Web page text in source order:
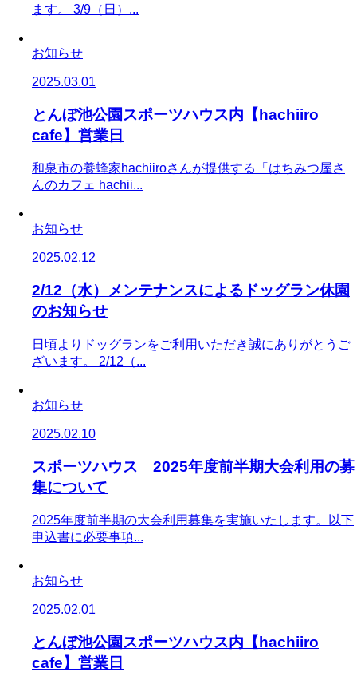
ます。 3/9（日）...
お知らせ
2025.03.01
とんぼ池公園スポーツハウス内【hachiiro
cafe】営業日
和泉市の養蜂家hachiiroさんが提供する「はちみつ屋さ
んのカフェ hachii...
お知らせ
2025.02.12
2/12（水）メンテナンスによるドッグラン休園
のお知らせ
日頃よりドッグランをご利用いただき誠にありがとうご
ざいます。 2/12（...
お知らせ
2025.02.10
スポーツハウス 2025年度前半期大会利用の募
集について
2025年度前半期の大会利用募集を実施いたします。以下
申込書に必要事項...
お知らせ
2025.02.01
とんぼ池公園スポーツハウス内【hachiiro
cafe】営業日